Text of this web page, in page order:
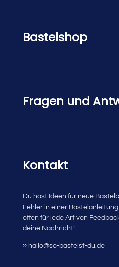
Bastelshop
Fragen und
Kontakt
Du hast Ideen für neue
Fehler in einer
offen für jede Art von
deine Nachricht!
›› hallo@so-bastelst-du.de